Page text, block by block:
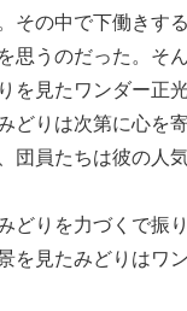
その中で下働きする
思うのだった。そん
を見たワンダー正
どりは次第に心を
団員たちは彼の人
どりを力づくで振り
を見たみどりはワン